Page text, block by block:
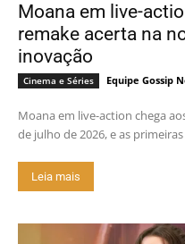
Moana em live-
remake acerta na
inovação
Cinema e Séries Equipe Gossip
Moana em live-action chega
de julho de 2026, e as
Leia mais